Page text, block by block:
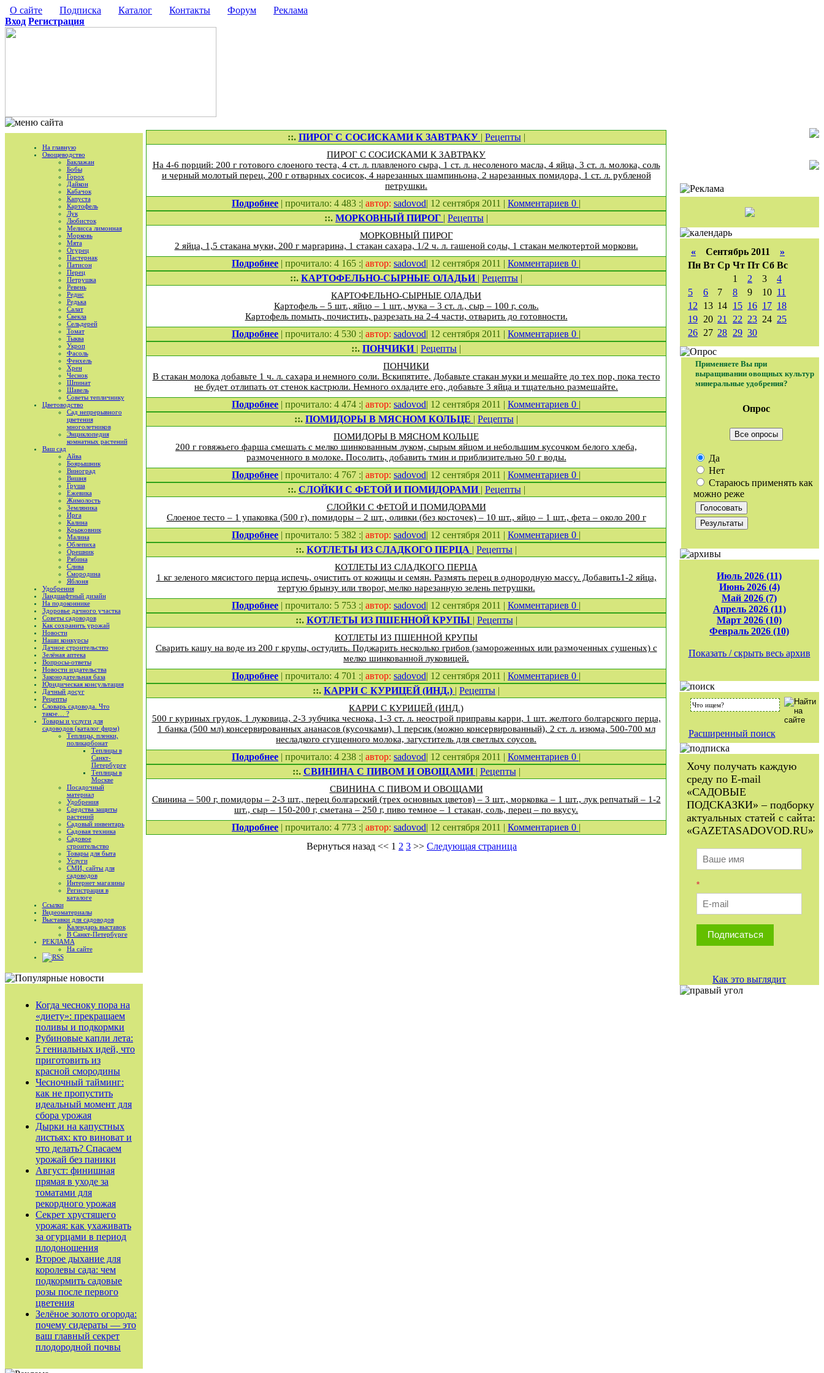
О сайте Подписка Каталог Контакты Форум
Реклама
Вход Регистрация
На главную
Овощеводство
Баклажан
Бобы
Горох
Дайкон
Кабачок
Капуста
Картофель
Лук
Любисток
Мелисса лимонная
Морковь
Мята
Огурец
Пастернак
Патисон
Перец
Петрушка
Ревень
Редис
Редька
Салат
Свекла
Сельдерей
Томат
Тыква
Укроп
Фасоль
Фенхель
Хрен
Чеснок
Шпинат
Шавель
Советы тепличнику
Цветоводство
Сад непрерывного
цветения
многолетников
Энциклопедия
комнатных растений
Ваш сад
Айва
Боярышник
Виноград
Вишня
Груша
Ежевика
Жимолость
Земляника
Ирга
Калина
Крыжовник
Малина
Облепиха
Орешник
Рябина
Слива
Смородина
Яблоня
Удобрения
Ландшафтный дизайн
На подоконнике
Здоровье дачного участка
Советы садоводов
Как сохранить урожай
Новости
Наши конкурсы
Дачное строительство
Зелёная аптека
Вопросы-ответы
Новости издательства
Законодательная база
Юридическая консультация
Дачный досуг
Рецепты
Словарь садовода. Что
такое… ?
Товары и услуги для
садоводов (каталог фирм)
Теплицы, пленки,
поликарбонат
Теплицы в
Санкт-
Петербурге
Теплицы в
Москве
Посадочный
материал
Удобрения
Средства защиты
растений
Садовый инвентарь
Садовая техника
Садовое
строительство
Товары для быта
Услуги
СМИ, сайты для
садоводов
Интернет магазины
Регистрация в
каталоге
Ссылки
Видеоматериалы
Выставки для садоводов
Календарь выставок
В Санкт-Петербурге
РЕКЛАМА
На сайте
RSS
Когда чесноку пора на
«диету»: прекращаем
поливы и подкормки
Рубиновые капли лета:
5 гениальных идей, что
приготовить из
красной смородины
Чесночный тайминг:
как не пропустить
идеальный момент для
сбора урожая
Дырки на капустных
листьях: кто виноват и
что делать? Спасаем
урожай без паники
Август: финишная
прямая в уходе за
томатами для
рекордного урожая
Секрет хрустящего
урожая: как ухаживать
за огурцами в период
плодоношения
Второе дыхание для
королевы сада: чем
подкормить садовые
розы после первого
цветения
Зелёное золото огорода:
почему сидераты — это
ваш главный секрет
плодородной почвы
::. ПИРОГ С СОСИСКАМИ К ЗАВТРАКУ | Рецепты|
ПИРОГ С СОСИСКАМИ К ЗАВТРАКУ
На 4-6 порций: 200 г готового слоеного теста, 4 ст. л. плавленого сыра, 1 ст. л. несоленого масла, 4 яйца, 3 ст. л. молока, соль
и черный молотый перец, 200 г отварных сосисок, 4 нарезанных шампиньона, 2 нарезанных помидора, 1 ст. л. рубленой
петрушки.
Подробнее | прочитало: 4 483 :| автор: sadovod| 12 сентября 2011 | Комментариев 0 |
::. МОРКОВНЫЙ ПИРОГ | Рецепты |
МОРКОВНЫЙ ПИРОГ
2 яйца, 1,5 стакана муки, 200 г маргарина, 1 стакан сахара, 1/2 ч. л. гашеной соды, 1 стакан мелкотертой моркови.
Подробнее | прочитало: 4 165 :| автор: sadovod| 12 сентября 2011 | Комментариев 0 |
::. КАРТОФЕЛЬНО-СЫРНЫЕ ОЛАДЬИ | Рецепты |
КАРТОФЕЛЬНО-СЫРНЫЕ ОЛАДЬИ
Картофель – 5 шт., яйцо – 1 шт., мука – 3 ст. л., сыр – 100 г, соль.
Картофель помыть, почистить, разрезать на 2-4 части, отварить до готовности.
Подробнее | прочитало: 4 530 :| автор: sadovod| 12 сентября 2011 | Комментариев 0 |
::. ПОНЧИКИ | Рецепты |
ПОНЧИКИ
В стакан молока добавьте 1 ч. л. сахара и немного соли. Вскипятите. Добавьте стакан муки и мешайте до тех пор, пока тесто
не будет отлипать от стенок кастрюли. Немного охладите его, добавьте 3 яйца и тщательно размешайте.
Подробнее | прочитало: 4 474 :| автор: sadovod| 12 сентября 2011 | Комментариев 0 |
::. ПОМИДОРЫ В МЯСНОМ КОЛЬЦЕ | Рецепты |
ПОМИДОРЫ В МЯСНОМ КОЛЬЦЕ
200 г говяжьего фарша смешать с мелко шинкованным луком, сырым яйцом и небольшим кусочком белого хлеба,
размоченного в молоке. Посолить, добавить тмин и приблизительно 50 г воды.
Подробнее | прочитало: 4 767 :| автор: sadovod| 12 сентября 2011 | Комментариев 0 |
::. СЛОЙКИ С ФЕТОЙ И ПОМИДОРАМИ | Рецепты|
СЛОЙКИ С ФЕТОЙ И ПОМИДОРАМИ
Слоеное тесто – 1 упаковка (500 г), помидоры – 2 шт., оливки (без косточек) – 10 шт., яйцо – 1 шт., фета – около 200 г
Подробнее | прочитало: 5 382 :| автор: sadovod| 12 сентября 2011 | Комментариев 0 |
::. КОТЛЕТЫ ИЗ СЛАДКОГО ПЕРЦА | Рецепты |
КОТЛЕТЫ ИЗ СЛАДКОГО ПЕРЦА
1 кг зеленого мясистого перца испечь, очистить от кожицы и семян. Размять перец в однородную массу. Добавить1-2 яйца,
тертую брынзу или творог, мелко нарезанную зелень петрушки.
Подробнее | прочитало: 5 753 :| автор: sadovod| 12 сентября 2011 | Комментариев 0 |
::. КОТЛЕТЫ ИЗ ПШЕННОЙ КРУПЫ | Рецепты|
КОТЛЕТЫ ИЗ ПШЕННОЙ КРУПЫ
Сварить кашу на воде из 200 г крупы, остудить. Поджарить несколько грибов (замороженных или размоченных сушеных) с
мелко шинкованной луковицей.
Подробнее | прочитало: 4 701 :| автор: sadovod| 12 сентября 2011 | Комментариев 0 |
::. КАРРИ С КУРИЦЕЙ (ИНД.) | Рецепты |
КАРРИ С КУРИЦЕЙ (ИНД.)
500 г куриных грудок, 1 луковица, 2-3 зубчика чеснока, 1-3 ст. л. неострой приправы карри, 1 шт. желтого болгарского перца,
1 банка (500 мл) консервированных ананасов (кусочками), 1 персик (можно консервированный), 2 ст. л. изюма, 500-700 мл
несладкого сгущенного молока, загуститель для светлых соусов.
Подробнее | прочитало: 4 238 :| автор: sadovod| 12 сентября 2011 | Комментариев 0 |
::. СВИНИНА С ПИВОМ И ОВОЩАМИ | Рецепты|
СВИНИНА С ПИВОМ И ОВОЩАМИ
Свинина – 500 г, помидоры – 2-3 шт., перец болгарский (трех основных цветов) – 3 шт., морковка – 1 шт., лук репчатый – 1-2
шт., сыр – 150-200 г, сметана – 250 г, пиво темное – 1 стакан, соль, перец – по вкусу.
Подробнее | прочитало: 4 773 :| автор: sadovod| 12 сентября 2011 | Комментариев 0 |
Вернуться назад << 1 2 3 >> Следующая страница
« Сентябрь 2011 »
Пн Вт Ср Чт Пт Сб Вс
1
2 3
4
5
6 7 8 9 10 11
12
13 14 15 16 17 18
19 20 21 22 23 24 25
26 27 28 29 30
Применяете Вы при
выращивании овощных культур
минеральные удобрения?
Опрос
Все опросы
Да
Нет
Стараюсь применять как
можно реже
Июль 2026 (11)
Июнь 2026 (4)
Май 2026 (7)
Апрель 2026 (11)
Март 2026 (10)
Февраль 2026 (10)
Показать / скрыть весь архив
Расширенный поиск
Хочу получать каждую
среду по E-mail
«САДОВЫЕ
ПОДСКАЗКИ» – подборку
актуальных статей с сайта:
«GAZETASADOVOD.RU»
*
Подписаться
Как это выглядит